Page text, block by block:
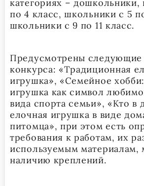
категориях – дошкольники,
по 4 класс, школьники с 5
школьники с 9 по 11 класс.
Предусмотрены
конкурса: «Традиционная
игрушка», «Семейное
игрушка как символ
вида спорта семьи», «Кто в
елочная игрушка в виде
питомца», при этом есть
требования к работам, их
используемым материалам,
наличию креплений.